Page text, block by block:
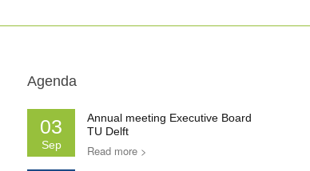
Agenda
03
Sep
Annual meeting Executive Board
TU Delft
Read more >